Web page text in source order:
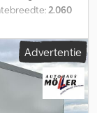
2.060
zijn er
Zelf afhalen of
aanhanger
Advertentie